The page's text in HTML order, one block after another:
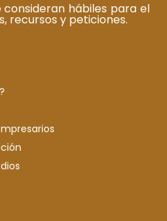
consideran hábiles para el
recursos y peticiones.